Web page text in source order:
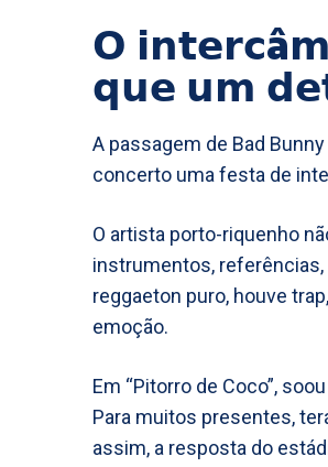
𝗢
𝗾𝘂𝗲 𝘂𝗺
A passagem de Bad
concerto uma festa de
O artista porto-riquenho
instrumentos,
reggaeton puro, houve
emoção.
Em “Pitorro de Coco”,
Para muitos presentes,
assim, a resposta do